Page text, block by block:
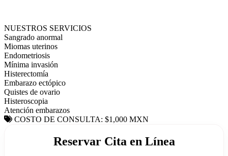
NUESTROS SERVICIOS
Sangrado anormal
Miomas uterinos
Endometriosis
Mínima invasión
Histerectomía
Embarazo ectópico
Quistes de ovario
Histeroscopia
Atención embarazos
COSTO DE CONSULTA: $1,000 MXN
Reservar Cita en Línea